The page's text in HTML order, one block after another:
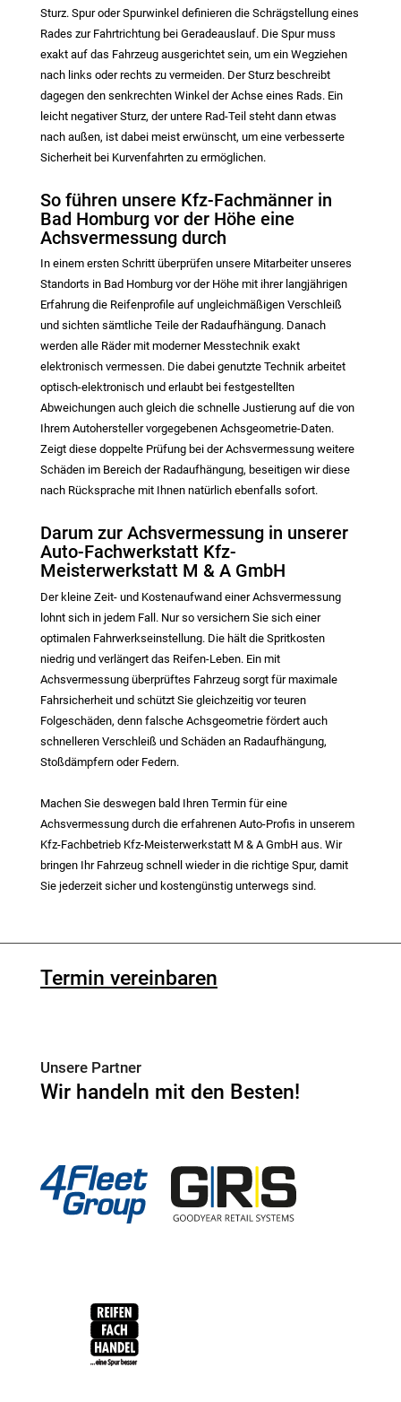
Sturz. Spur oder Spurwinkel definieren die Schrägstellung eines
Rades zur Fahrtrichtung bei Geradeauslauf. Die Spur muss
exakt auf das Fahrzeug ausgerichtet sein, um ein Wegziehen
nach links oder rechts zu vermeiden. Der Sturz beschreibt
dagegen den senkrechten Winkel der Achse eines Rads. Ein
leicht negativer Sturz, der untere Rad-Teil steht dann etwas
nach außen, ist dabei meist erwünscht, um eine verbesserte
Sicherheit bei Kurvenfahrten zu ermöglichen.
So führen unsere Kfz-Fachmänner in
Bad Homburg vor der Höhe eine
Achsvermessung durch
In einem ersten Schritt überprüfen unsere Mitarbeiter unseres
Standorts in Bad Homburg vor der Höhe mit ihrer langjährigen
Erfahrung die Reifenprofile auf ungleichmäßigen Verschleiß
und sichten sämtliche Teile der Radaufhängung. Danach
werden alle Räder mit moderner Messtechnik exakt
elektronisch vermessen. Die dabei genutzte Technik arbeitet
optisch-elektronisch und erlaubt bei festgestellten
Abweichungen auch gleich die schnelle Justierung auf die von
Ihrem Autohersteller vorgegebenen Achsgeometrie-Daten.
Zeigt diese doppelte Prüfung bei der Achsvermessung weitere
Schäden im Bereich der Radaufhängung, beseitigen wir diese
nach Rücksprache mit Ihnen natürlich ebenfalls sofort.
Darum zur Achsvermessung in unserer
Auto-Fachwerkstatt Kfz-
Meisterwerkstatt M & A GmbH
Der kleine Zeit- und Kostenaufwand einer Achsvermessung
lohnt sich in jedem Fall. Nur so versichern Sie sich einer
optimalen Fahrwerkseinstellung. Die hält die Spritkosten
niedrig und verlängert das Reifen-Leben. Ein mit
Achsvermessung überprüftes Fahrzeug sorgt für maximale
Fahrsicherheit und schützt Sie gleichzeitig vor teuren
Folgeschäden, denn falsche Achsgeometrie fördert auch
schnelleren Verschleiß und Schäden an Radaufhängung,
Stoßdämpfern oder Federn.
Machen Sie deswegen bald Ihren Termin für eine
Achsvermessung durch die erfahrenen Auto-Profis in unserem
Kfz-Fachbetrieb Kfz-Meisterwerkstatt M & A GmbH aus. Wir
bringen Ihr Fahrzeug schnell wieder in die richtige Spur, damit
Sie jederzeit sicher und kostengünstig unterwegs sind.
Termin vereinbaren
Unsere Partner
Wir handeln mit den Besten!